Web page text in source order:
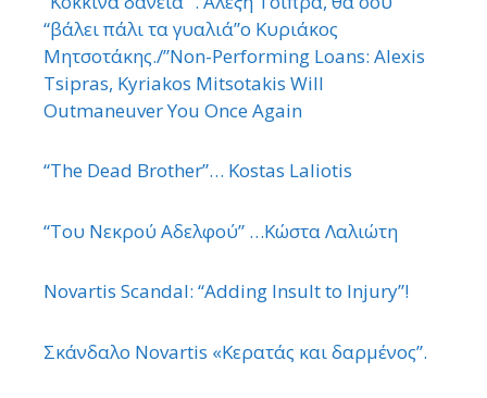
“βάλει πάλι τα γυαλιά”ο Κυριάκος
Μητσοτάκης./”Non-Performing Loans: Alexis
Tsipras, Kyriakos Mitsotakis Will
Outmaneuver You Once Again
“The Dead Brother”… Kostas Laliotis
“Του Νεκρού Αδελφού” …Κώστα Λαλιώτη
Novartis Scandal: “Adding Insult to Injury”!
Σκάνδαλο Novartis «Κερατάς και δαρμένος”.